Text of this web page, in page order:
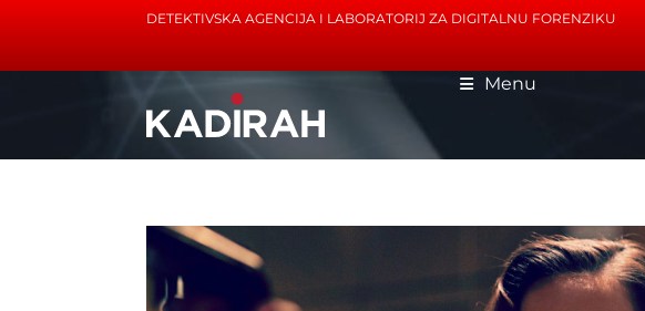
DETEKTIVSKA AGENCIJA I LABORATORIJ ZA DIGITALNU FORENZIKU
Menu